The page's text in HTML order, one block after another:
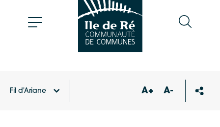
Fil d'Ariane A+ A-